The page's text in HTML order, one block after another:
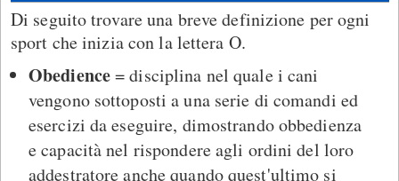
Di seguito trovare una breve definizione per ogni
sport che inizia con la lettera O.
Obedience= disciplina nel quale i cani
vengono sottoposti a una serie di comandi ed
esercizi da eseguire, dimostrando obbedienza
e capacità nel rispondere agli ordini del loro
addestratore anche quando quest'ultimo si